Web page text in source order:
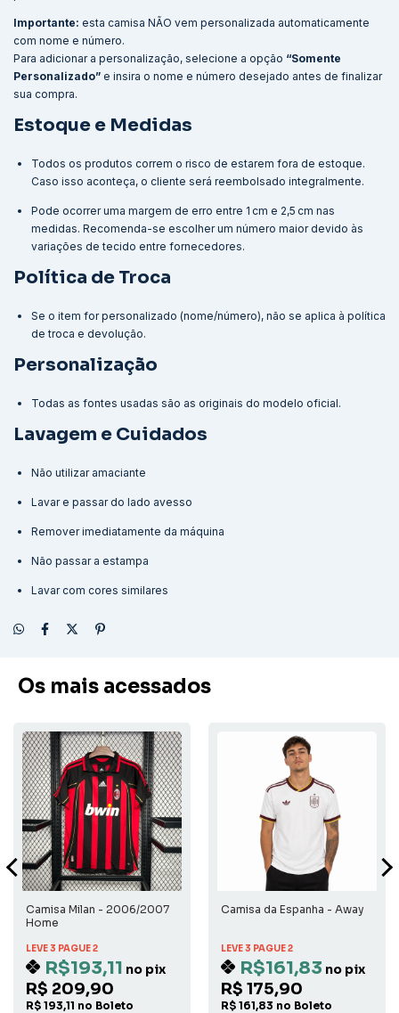
Importante: esta camisa NÃO vem personalizada automaticamente
com nome e número.
Para adicionar a personalização, selecione a opção “Somente
Personalizado” e insira o nome e número desejado antes de finalizar
sua compra.
Estoque e Medidas
Todos os produtos correm o risco de estarem fora de estoque.
Caso isso aconteça, o cliente será reembolsado integralmente.
Pode ocorrer uma margem de erro entre 1 cm e 2,5 cm nas
medidas. Recomenda-se escolher um número maior devido às
variações de tecido entre fornecedores.
Política de Troca
Se o item for personalizado (nome/número), não se aplica à política
de troca e devolução.
Personalização
Todas as fontes usadas são as originais do modelo oficial.
Lavagem e Cuidados
Não utilizar amaciante
Lavar e passar do lado avesso
Remover imediatamente da máquina
Não passar a estampa
Lavar com cores similares
Os mais acessados
Camisa Milan - 2006/2007
Home
LEVE 3 PAGUE 2
R$193,11 no pix
R$ 209,90
R$ 193,11 no Boleto
Camisa da Espanha - Away
LEVE 3 PAGUE 2
R$161,83 no pix
R$ 175,90
R$ 161,83 no Boleto